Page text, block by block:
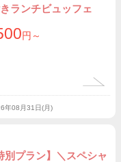
ランチビュッフェ
円～
年08月31日(月)
別プラン】＼スペシャ